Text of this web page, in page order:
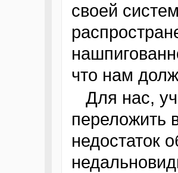
своей
что нам
Для нас, ученых, слишком велико искушение
переложить
недостаток